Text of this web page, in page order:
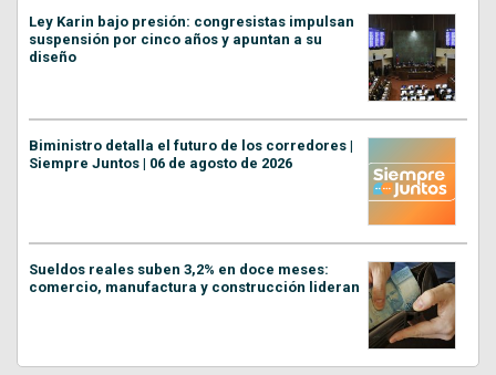
Ley Karin bajo presión: congresistas impulsan
suspensión por cinco años y apuntan a su
diseño
Biministro detalla el futuro de los corredores |
Siempre Juntos | 06 de agosto de 2026
Sueldos reales suben 3,2% en doce meses:
comercio, manufactura y construcción lideran